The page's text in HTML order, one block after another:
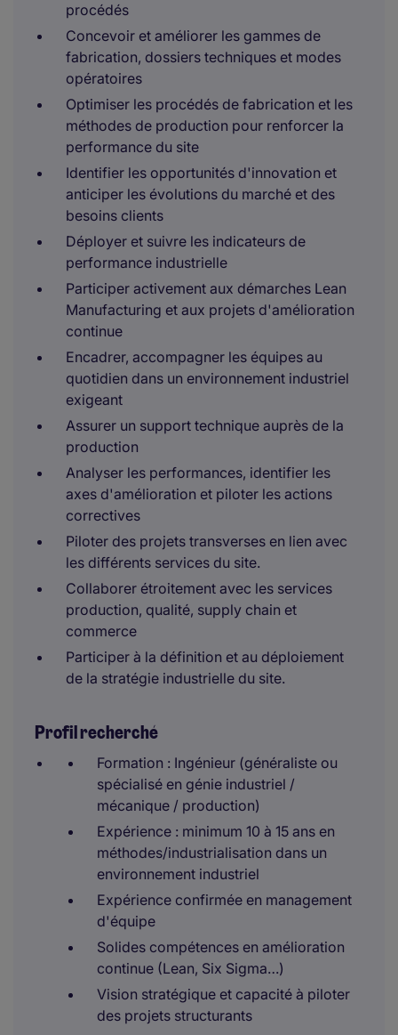
procédés
Concevoir et améliorer les gammes de
fabrication, dossiers techniques et modes
opératoires
Optimiser les procédés de fabrication et les
méthodes de production pour renforcer la
performance du site
Identifier les opportunités d'innovation et
anticiper les évolutions du marché et des
besoins clients
Déployer et suivre les indicateurs de
performance industrielle
Participer activement aux démarches Lean
Manufacturing et aux projets d'amélioration
continue
Encadrer, accompagner les équipes au
quotidien dans un environnement industriel
exigeant
Assurer un support technique auprès de la
production
Analyser les performances, identifier les
axes d'amélioration et piloter les actions
correctives
Piloter des projets transverses en lien avec
les différents services du site.
Collaborer étroitement avec les services
production, qualité, supply chain et
commerce
Participer à la définition et au déploiement
de la stratégie industrielle du site.
Profil recherché
Formation : Ingénieur (généraliste ou
spécialisé en génie industriel /
mécanique / production)
Expérience : minimum 10 à 15 ans en
méthodes/industrialisation dans un
environnement industriel
Expérience confirmée en management
d'équipe
Solides compétences en amélioration
continue (Lean, Six Sigma…)
Vision stratégique et capacité à piloter
des projets structurants